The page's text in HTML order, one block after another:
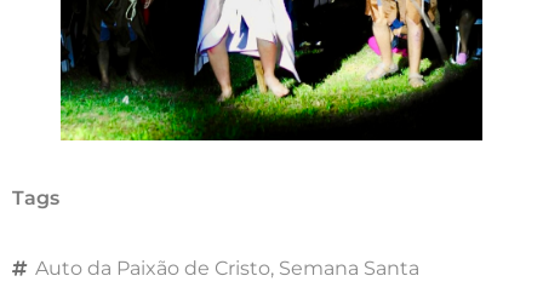
Tags
Auto da Paixão de Cristo, Semana Santa